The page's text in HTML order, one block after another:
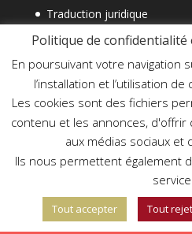
Traduction juridique
Traduction technique
Traduction spécialisée
Traduction financière
Traduction commerciale
Traduction document
Traduction assermentée
Politique de
En poursuivant votre navigation
l’installation et l’utilisation
Les cookies sont des fichiers
contenu et les annonces,
aux médias sociaux et
Ils nous permettent également
Tout accepter Tout